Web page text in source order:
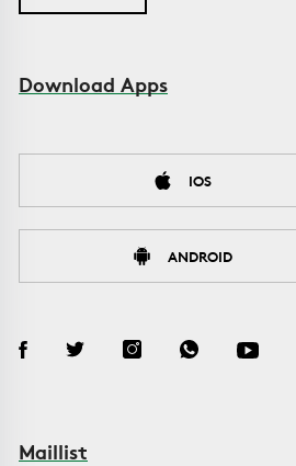
Download Apps
IOS
ANDROID
Maillist